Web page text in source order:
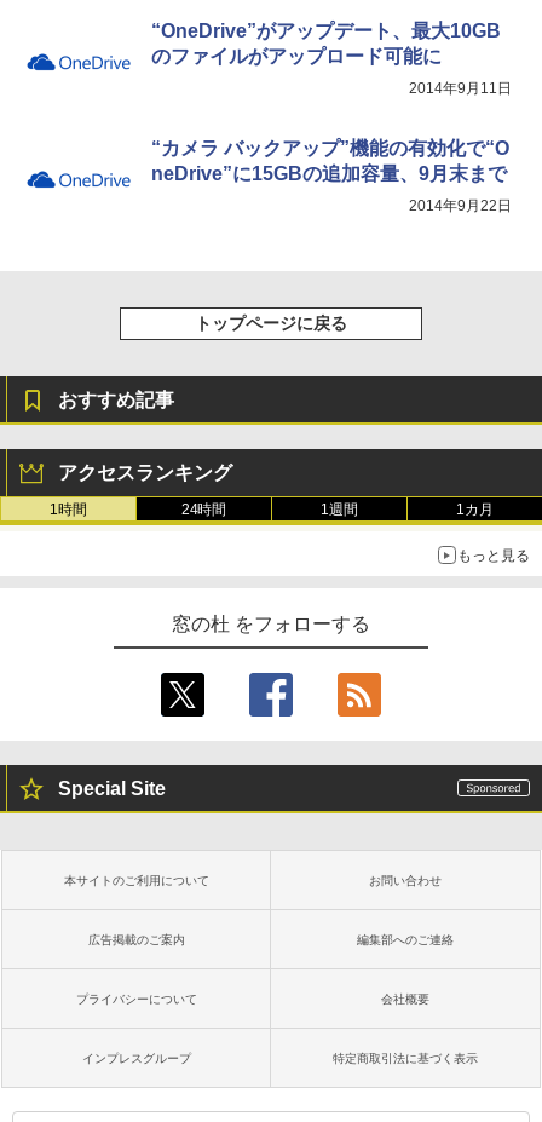
“OneDrive”がアップデート、最大10GB
のファイルがアップロード可能に
2014年9月11日
“カメラ バックアップ”機能の有効化で“O
neDrive”に15GBの追加容量、9月末まで
2014年9月22日
トップページに戻る
おすすめ記事
アクセスランキング
1時間 24時間 1週間 1カ月
もっと見る
窓の杜 をフォローする
Special Site
本サイトのご利用について お問い合わせ
広告掲載のご案内 編集部へのご連絡
プライバシーについて 会社概要
インプレスグループ 特定商取引法に基づく表示